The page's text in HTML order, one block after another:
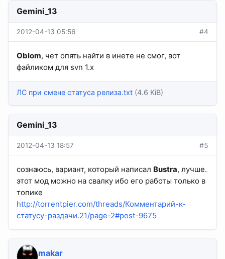
Gemini_13
2012-04-13 05:56 #4
Oblom, чет опять найти в инете не смог, вот
файликом для svn 1.x
ЛС при смене статуса релиза.txt (4.6 KiB)
Gemini_13
2012-04-13 18:57 #5
сознаюсь, вариант, который написал Bustra, лучше.
этот мод можно на свалку ибо его работы только в
топике
http://torrentpier.com/threads/Комментарий-к-
статусу-раздачи.21/page-2#post-9675
makar